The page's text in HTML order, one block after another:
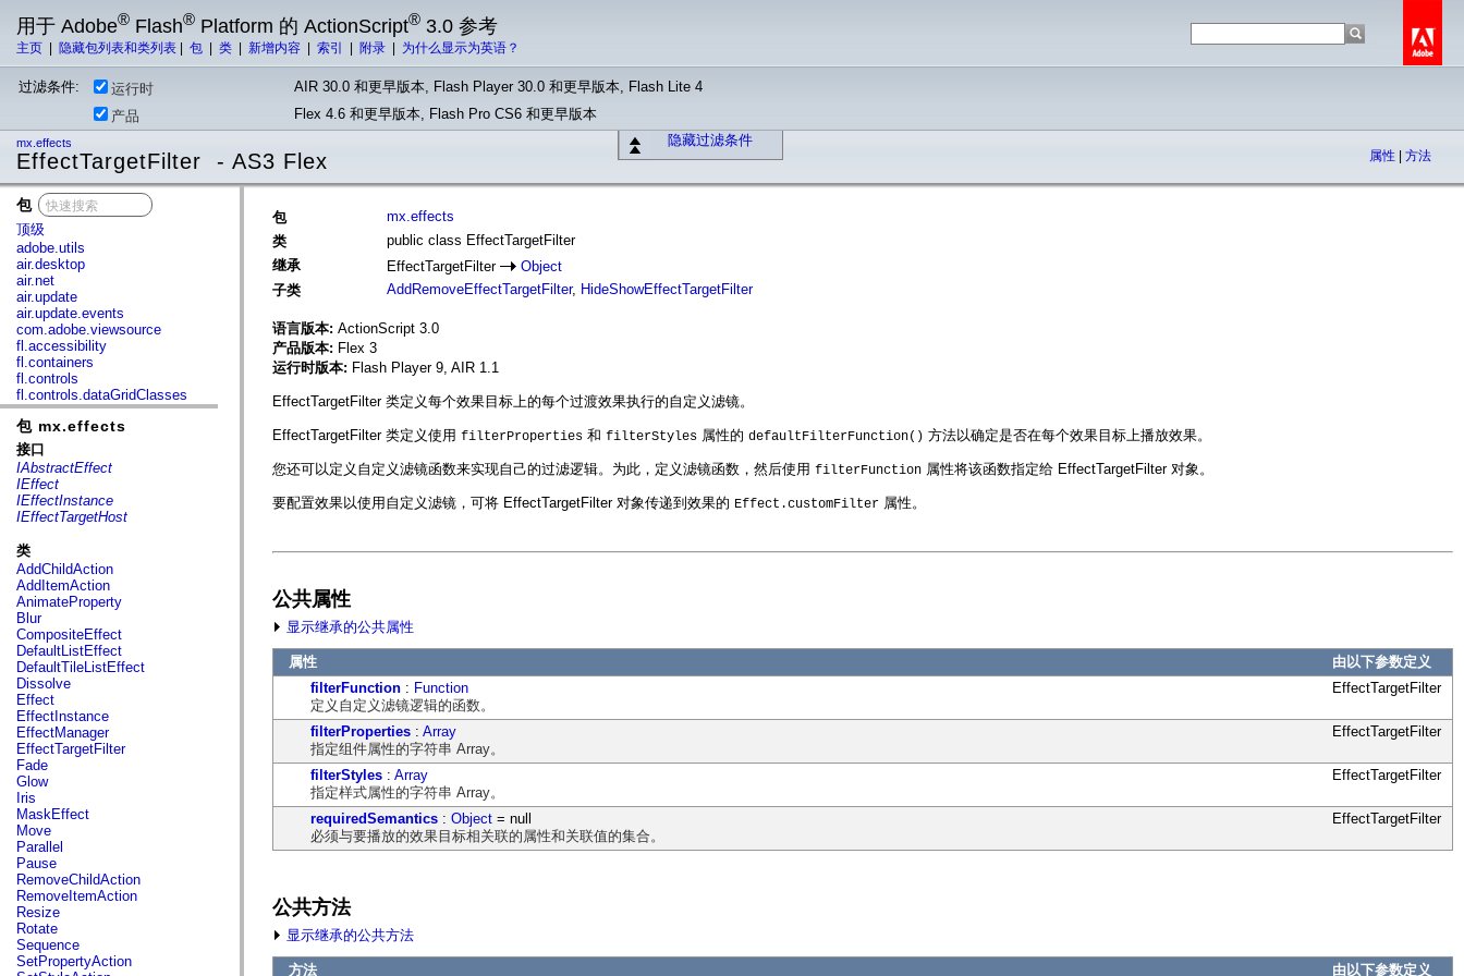
用于 Adobe® Flash® Platform 的 ActionScript® 3.0 参考
主页 隐藏包列表和类列表 包 类 新增内容 索引 附录 为什么显示为英语？
过滤条件: 运行时
AIR 30.0 和更早版本, Flash Player 30.0 和更早版本, Flash Lite 4
产品
Flex 4.6 和更早版本, Flash Pro CS6 和更早版本
隐藏过滤条件
mx.effects
EffectTargetFilter - AS3 Flex 属性 方法
包
顶级
adobe.utils
air.desktop
air.net
air.update
air.update.events
com.adobe.viewsource
fl.accessibility
fl.containers
fl.controls
fl.controls.dataGridClasses
fl.controls.listClasses
fl.controls.progressBarClasses
fl.core
fl.data
fl.display
fl.events
fl.ik
fl.lang
fl.livepreview
fl.managers
fl.motion
fl.motion.easing
fl.rsl
fl.text
fl.transitions
fl.transitions.easing
fl.video
flash.accessibility
flash.concurrent
flash.crypto
flash.data
flash.desktop
flash.display
flash.display3D
flash.display3D.textures
flash.errors
flash.events
flash.external
flash.filesystem
flash.filters
flash.geom
flash.globalization
flash.html
flash.media
flash.net
包 mx.effects
接口
IAbstractEffect
IEffect
IEffectInstance
IEffectTargetHost
类
AddChildAction
AddItemAction
AnimateProperty
Blur
CompositeEffect
DefaultListEffect
DefaultTileListEffect
Dissolve
Effect
EffectInstance
EffectManager
EffectTargetFilter
Fade
Glow
Iris
MaskEffect
Move
Parallel
Pause
RemoveChildAction
RemoveItemAction
Resize
Rotate
Sequence
SetPropertyAction
包
mx.effects
类
public class EffectTargetFilter
继承
EffectTargetFilter
Object
子类
AddRemoveEffectTargetFilter, HideShowEffectTargetFilter
语言版本: ActionScript 3.0
产品版本: Flex 3
运行时版本: Flash Player 9, AIR 1.1
EffectTargetFilter 类定义每个效果目标上的每个过渡效果执行的自定义滤镜。
EffectTargetFilter 类定义使用 filterProperties 和 filterStyles 属性的 defaultFilterFunction() 方法以确定是否在每个效果目标上播放效果。
您还可以定义自定义滤镜函数来实现自己的过滤逻辑。为此，定义滤镜函数，然后使用 filterFunction 属性将该函数指定给 EffectTargetFilter 对象。
要配置效果以使用自定义滤镜，可将 EffectTargetFilter 对象传递到效果的 Effect.customFilter 属性。
公共属性
显示继承的公共属性
属性
由以下参数定义
filterFunction : Function
定义自定义滤镜逻辑的函数。
EffectTargetFilter
filterProperties : Array
指定组件属性的字符串 Array。
EffectTargetFilter
filterStyles : Array
指定样式属性的字符串 Array。
EffectTargetFilter
requiredSemantics : Object = null
必须与要播放的效果目标相关联的属性和关联值的集合。
EffectTargetFilter
公共方法
显示继承的公共方法
方法 由以下参数定义